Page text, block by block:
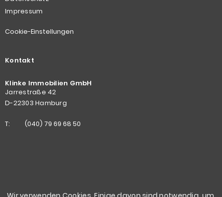
Impressum
Cookie-Einstellungen
Kontakt
Klinke Immobilien GmbH
Jarrestraße 42
D-22303 Hamburg
T: (040) 79 69 68 50